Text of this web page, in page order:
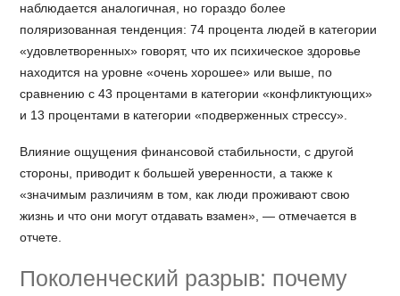
наблюдается аналогичная, но гораздо более
поляризованная тенденция: 74 процента людей в категории
«удовлетворенных» говорят, что их психическое здоровье
находится на уровне «очень хорошее» или выше, по
сравнению с 43 процентами в категории «конфликтующих»
и 13 процентами в категории «подверженных стрессу».
Влияние ощущения финансовой стабильности, с другой
стороны, приводит к большей уверенности, а также к
«значимым различиям в том, как люди проживают свою
жизнь и что они могут отдавать взамен», — отмечается в
отчете.
Поколенческий разрыв: почему